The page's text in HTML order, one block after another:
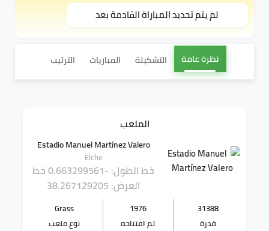
لم يتم تحديد المباراة القادمة بعد
نظرة عامة التشكيلة المباريات الترتيب
الملعب
Estadio Manuel Martínez Valero
Elche
خط الطول: -0.663299561
خط
العرض: 38.267129205
31388
قدرة
1976
تم افتتاحه
Grass
نوع ملعب